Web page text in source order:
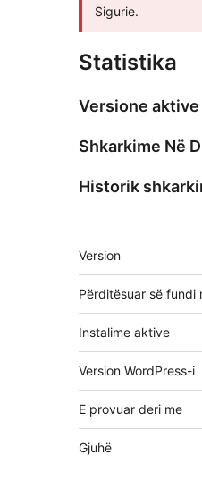
Sigurie.
Statistika
Versione aktive
Shkarkime Në
Historik
Të
tjera
Version
Përditësuar së fundi
Instalime aktive
Version WordPress-i
E provuar deri me
Gjuhë